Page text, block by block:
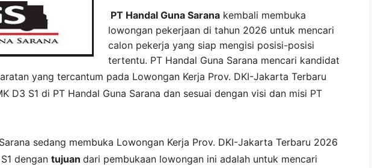
PT Handal Guna Sarana kembali membuka
lowongan pekerjaan di tahun 2026 untuk mencari
calon pekerja yang siap mengisi posisi-posisi
tertentu. PT Handal Guna Sarana mencari kandidat
yang tercantum pada Lowongan Kerja Prov. DKI-Jakarta Terbaru
D3 S1 di PT Handal Guna Sarana dan sesuai dengan visi dan misi PT
sedang membuka Lowongan Kerja Prov. DKI-Jakarta Terbaru 2026
dengan tujuan dari pembukaan lowongan ini adalah untuk mencari